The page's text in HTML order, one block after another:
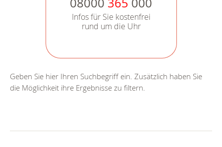
Infos für Sie kostenfrei
rund um die Uhr
Geben Sie hier Ihren Suchbegriff ein. Zusätzlich haben Sie
die Möglichkeit ihre Ergebnisse zu filtern.